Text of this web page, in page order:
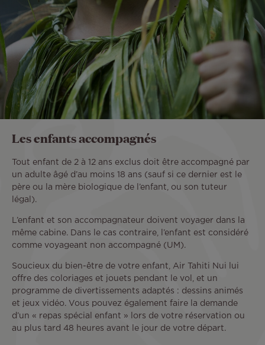
Les enfants accompagnés
Tout enfant de 2 à 12 ans exclus doit être accompagné par
un adulte âgé d’au moins 18 ans (sauf si ce dernier est le
père ou la mère biologique de l’enfant, ou son tuteur
légal).
L’enfant et son accompagnateur doivent voyager dans la
même cabine. Dans le cas contraire, l’enfant est considéré
comme voyageant non accompagné (UM).
Soucieux du bien-être de votre enfant, Air Tahiti Nui lui
offre des coloriages et jouets pendant le vol, et un
programme de divertissements adaptés : dessins animés
et jeux vidéo. Vous pouvez également faire la demande
d’un « repas spécial enfant » lors de votre réservation ou
au plus tard 48 heures avant le jour de votre départ.